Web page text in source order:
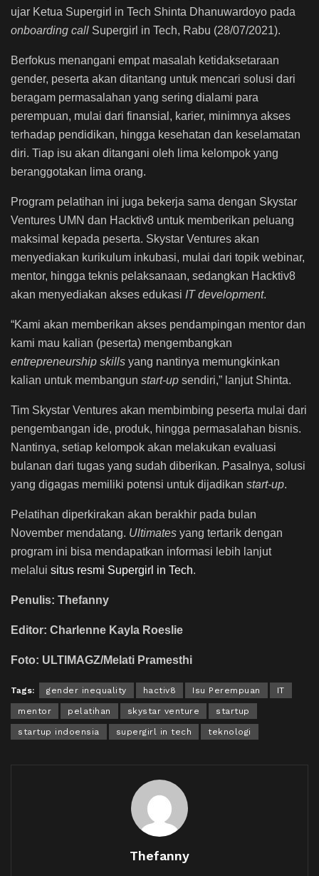
ujar Ketua Supergirl in Tech Shinta Dhanuwardoyo pada
onboarding call Supergirl in Tech, Rabu (28/07/2021).
Berfokus menangani empat masalah ketidaksetaraan
gender, peserta akan ditantang untuk mencari solusi dari
beragam permasalahan yang sering dialami para
perempuan, mulai dari finansial, karier, minimnya akses
terhadap pendidikan, hingga kesehatan dan keselamatan
diri. Tiap isu akan ditangani oleh lima kelompok yang
beranggotakan lima orang.
Program pelatihan ini juga bekerja sama dengan Skystar
Ventures UMN dan Hacktiv8 untuk memberikan peluang
maksimal kepada peserta. Skystar Ventures akan
menyediakan kurikulum inkubasi, mulai dari topik webinar,
mentor, hingga teknis pelaksanaan, sedangkan Hacktiv8
akan menyediakan akses edukasi IT development.
“Kami akan memberikan akses pendampingan mentor dan
kami mau kalian (peserta) mengembangkan
entrepreneurship skills yang nantinya memungkinkan
kalian untuk membangun start-up sendiri,” lanjut Shinta.
Tim Skystar Ventures akan membimbing peserta mulai dari
pengembangan ide, produk, hingga permasalahan bisnis.
Nantinya, setiap kelompok akan melakukan evaluasi
bulanan dari tugas yang sudah diberikan. Pasalnya, solusi
yang digagas memiliki potensi untuk dijadikan start-up.
Pelatihan diperkirakan akan berakhir pada bulan
November mendatang. Ultimates yang tertarik dengan
program ini bisa mendapatkan informasi lebih lanjut
melalui situs resmi Supergirl in Tech.
Penulis: Thefanny
Editor: Charlenne Kayla Roeslie
Foto: ULTIMAGZ/Melati Pramesthi
Tags: gender inequality hactiv8 Isu Perempuan IT
mentor pelatihan skystar venture startup
startup indoensia supergirl in tech teknologi
Thefanny